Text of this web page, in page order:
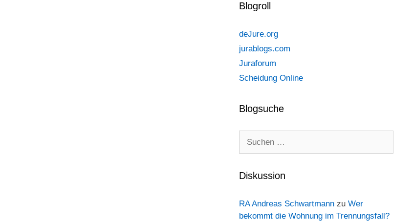
Blogroll
deJure.org
jurablogs.com
Juraforum
Scheidung Online
Blogsuche
Diskussion
RA Andreas Schwartmann zu Wer
bekommt die Wohnung im Trennungsfall?